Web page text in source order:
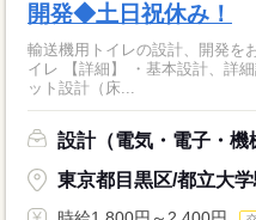
開発◆土日祝休み！
輸送機用トイレの設計、開発をお願いします。
イレ 【詳細】 ・基本設計、詳細設計、モデリング、図面作成 ・ユニ
ット設計（床...
設計（電気・電子・機
東京都目黒区/都立大学